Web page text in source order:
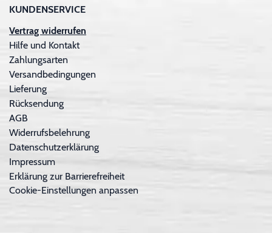
KUNDENSERVICE
Vertrag widerrufen
Hilfe und Kontakt
Zahlungsarten
Versandbedingungen
Lieferung
Rücksendung
AGB
Widerrufsbelehrung
Datenschutzerklärung
Impressum
Erklärung zur Barrierefreiheit
Cookie-Einstellungen anpassen